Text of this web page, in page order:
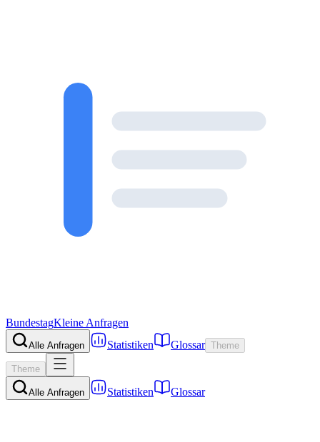
BundestagKleine Anfragen
Alle Anfragen Statistiken Glossar Theme
Theme
Alle Anfragen Statistiken Glossar